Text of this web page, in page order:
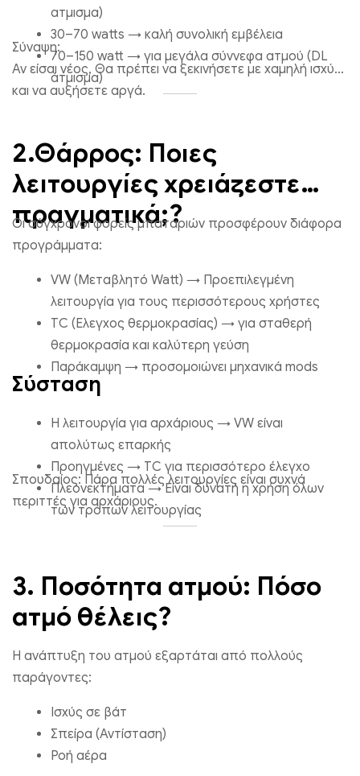
ατμισμα)
30–70 watts → καλή συνολική εμβέλεια
70–150 watt → για μεγάλα σύννεφα ατμού (DL
άτμισμα)
Σύναψη:
Αν είσαι νέος, Θα πρέπει να ξεκινήσετε με χαμηλή ισχύ
και να αυξήσετε αργά.
2.Θάρρος: Ποιες
λειτουργίες χρειάζεστε
πραγματικά;?
Οι σύγχρονοι φορείς μπαταριών προσφέρουν διάφορα
προγράμματα:
VW (Μεταβλητό Watt) → Προεπιλεγμένη
λειτουργία για τους περισσότερους χρήστες
TC (Ελεγχος θερμοκρασίας) → για σταθερή
θερμοκρασία και καλύτερη γεύση
Παράκαμψη → προσομοιώνει μηχανικά mods
Σύσταση
Η λειτουργία για αρχάριους → VW είναι
απολύτως επαρκής
Προηγμένες → TC για περισσότερο έλεγχο
Πλεονεκτήματα → Είναι δυνατή η χρήση όλων
των τρόπων λειτουργίας
Σπουδαίος: Πάρα πολλές λειτουργίες είναι συχνά
περιττές για αρχάριους.
3. Ποσότητα ατμού: Πόσο
ατμό θέλεις?
Η ανάπτυξη του ατμού εξαρτάται από πολλούς
παράγοντες:
Ισχύς σε βάτ
Σπείρα (Αντίσταση)
Ροή αέρα